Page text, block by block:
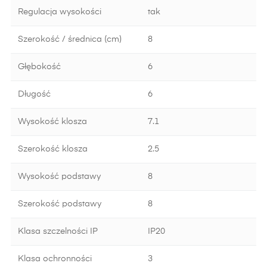
Regulacja wysokości tak
Szerokość / średnica (cm) 8
Głębokość 6
Długość 6
Wysokość klosza 7.1
Szerokość klosza 2.5
Wysokość podstawy 8
Szerokość podstawy 8
Klasa szczelności IP IP20
Klasa ochronności 3